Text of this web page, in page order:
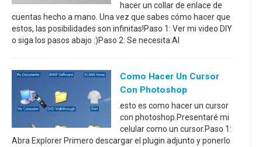
hacer un collar de enlace de
cuentas hecho a mano. Una vez que sabes cómo hacer que
estos, las posibilidades son infinitas!Paso 1: Ver mi video DIY
o siga los pasos abajo :)Paso 2: Se necesita:Al
Como Hacer Un Cursor
Con Photoshop
esto es como hacer un cursor
con photoshop.Presentaré mi
celular como un cursor.Paso 1:
Abra Explorer Primero descargar el plugin adjunto y ponerlo